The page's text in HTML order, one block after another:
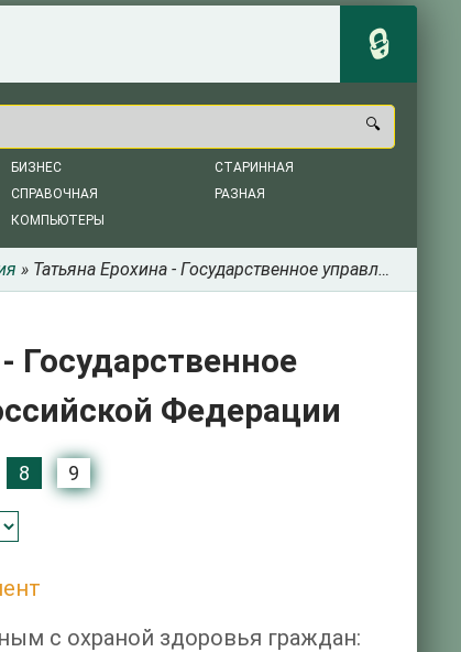
БИЗНЕС
СПРАВОЧНАЯ
КОМПЬЮТЕРЫ
СТАРИННАЯ
РАЗНАЯ
» Татьяна Ерохина - Государственное управление здравоохранением в Российской Федерации
Государственное
Федерации
8 9
с охраной здоровья граждан: